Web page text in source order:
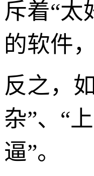
斥着“太
的软件
反之，
杂”、“
逼”。